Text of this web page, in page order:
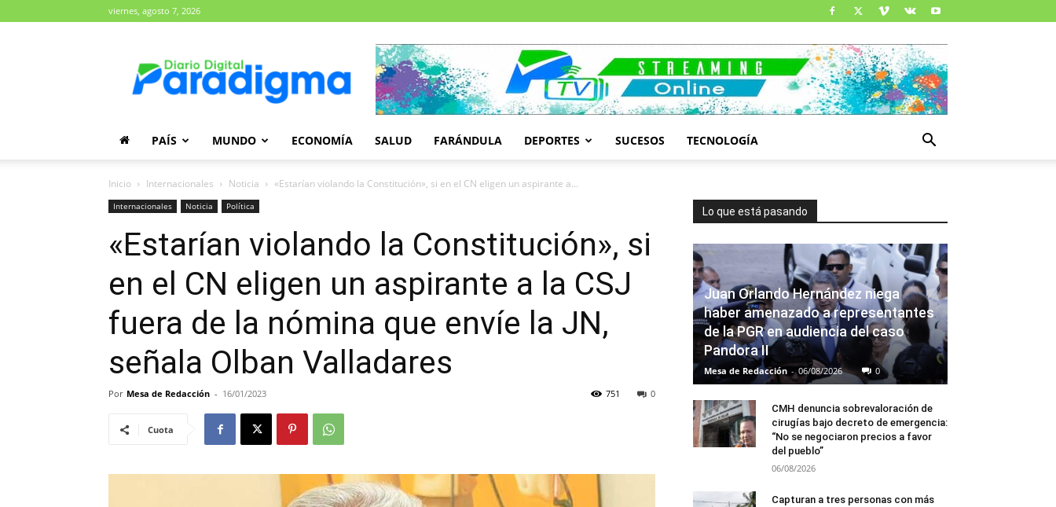
viernes, agosto 7, 2026
Paradigma
PAÍS MUNDO ECONOMÍA SALUD FARÁNDULA DEPORTES SUCESOS TECNOLOGÍA
Inicio Internacionales Noticia «Estarían violando la Constitución», si en el CN eligen un aspirante a...
Internacionales Noticia Política
«Estarían violando la Constitución», si
en el CN eligen un aspirante a la CSJ
fuera de la nómina que envíe la JN,
señala Olban Valladares
Por Mesa de Redacción - 16/01/2023 0
751
Cuota
Lo que está pasando
Juan Orlando Hernández niega
haber amenazado a representantes
de la PGR en audiencia del caso
Pandora II
Mesa de Redacción - 06/08/2026 0
CMH denuncia sobrevaloración de
cirugías bajo decreto de emergencia:
“No se negociaron precios a favor
del pueblo”
06/08/2026
Capturan a tres personas con más